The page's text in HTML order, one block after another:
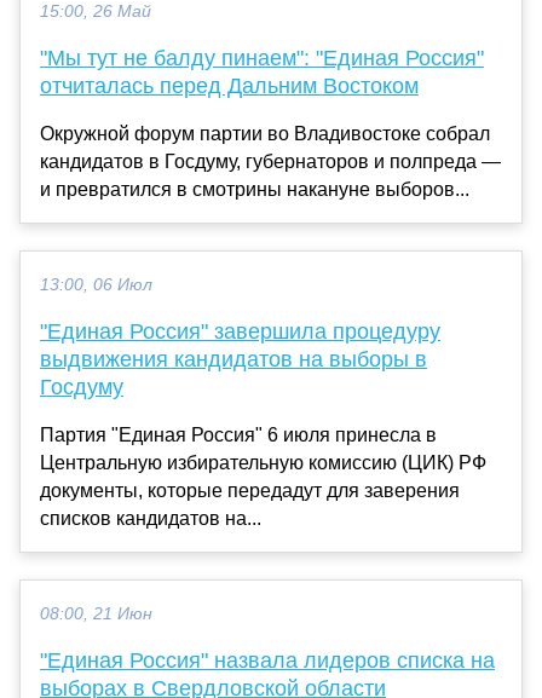
15:00, 26 Май
"Мы тут не балду пинаем": "Единая Россия"
отчиталась перед Дальним Востоком
Окружной форум партии во Владивостоке собрал
кандидатов в Госдуму, губернаторов и полпреда —
и превратился в смотрины накануне выборов...
13:00, 06 Июл
"Единая Россия" завершила процедуру
выдвижения кандидатов на выборы в
Госдуму
Партия "Единая Россия" 6 июля принесла в
Центральную избирательную комиссию (ЦИК) РФ
документы, которые передадут для заверения
списков кандидатов на...
08:00, 21 Июн
"Единая Россия" назвала лидеров списка на
выборах в Свердловской области